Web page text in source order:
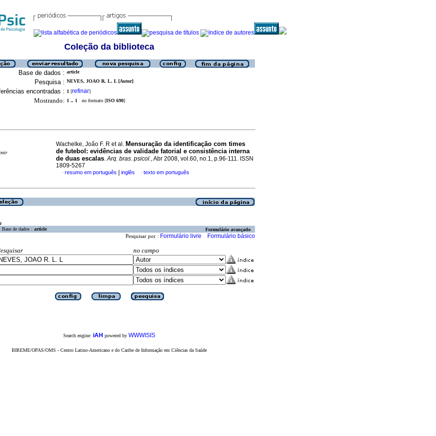
Coleção da biblioteca
Base de dados : article
Pesquisa : NEVES, JOAO R. L. L [Autor]
encontradas : 1 [refinar]
Mostrando: 1 .. 1 no formato [ISO 690]
Wachelke, João F. R et al. Mensuração da identificação com times
de futebol : evidências de validade fatorial e consistência interna
de duas escalas.Arq. bras. psicol., Abr 2008, vol.60, no.1, p.96-111. ISSN
1809-5267
· resumo em português inglês · texto em português
Base de dados : article Formulário avançado
Pesquisar por : Formulário livre Formulário básico
no campo
Search engine: iAH powered by WWWISIS
BIREME/OPAS/OMS - Centro Latino-Americano e do Caribe de Informação em Ciências da Saúde